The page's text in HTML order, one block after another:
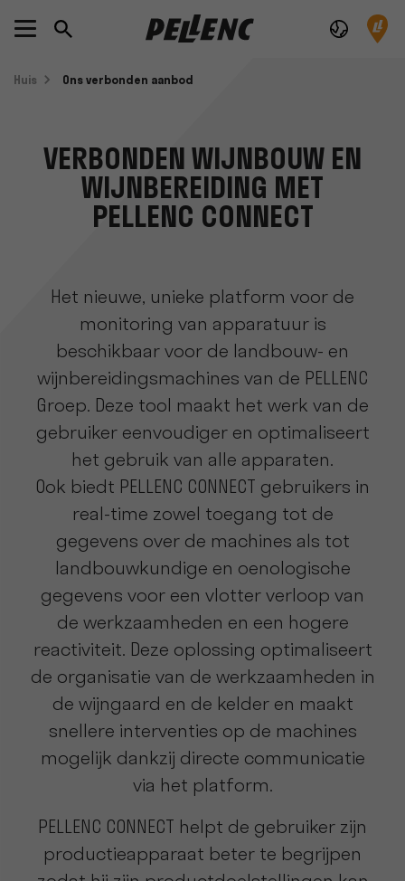
Huis Ons verbonden aanbod
VERBONDEN WIJNBOUW EN
WIJNBEREIDING MET
PELLENC CONNECT
Het nieuwe, unieke platform voor de
monitoring van apparatuur is
beschikbaar voor de landbouw- en
wijnbereidingsmachines van de PELLENC
Groep. Deze tool maakt het werk van de
gebruiker eenvoudiger en optimaliseert
het gebruik van alle apparaten.
Ook biedt PELLENC CONNECT gebruikers in
real-time zowel toegang tot de
gegevens over de machines als tot
landbouwkundige en oenologische
gegevens voor een vlotter verloop van
de werkzaamheden en een hogere
reactiviteit. Deze oplossing optimaliseert
de organisatie van de werkzaamheden in
de wijngaard en de kelder en maakt
snellere interventies op de machines
mogelijk dankzij directe communicatie
via het platform.
PELLENC CONNECT helpt de gebruiker zijn
productieapparaat beter te begrijpen